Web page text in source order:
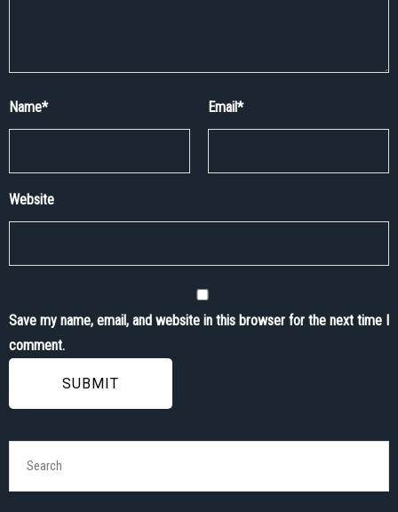
Name* Email*
Website
Save my name, email, and website in this browser for the next time I
comment.
SUBMIT